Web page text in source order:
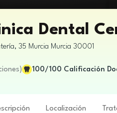
Dental
35 Murcia Murcia 30001
) 100/100 Calificación
Localización